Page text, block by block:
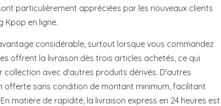
particulièrement appréciées par les nouveaux clients
Kpop en ligne.
considérable, surtout lorsque vous commandez
offrent la livraison dès trois articles achetés, ce qui
avec d'autres produits dérivés. D'autres
offerte sans condition de montant minimum, facilitant
matière de rapidité, la livraison express en 24 heures est